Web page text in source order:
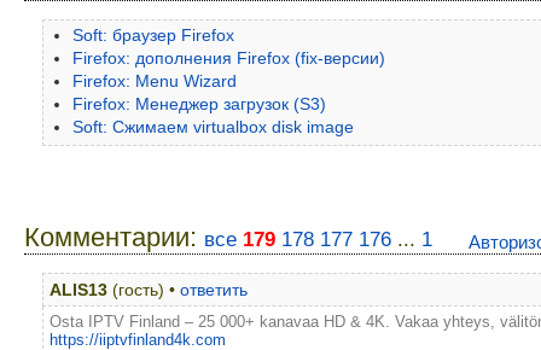
Soft: браузер Firefox
Firefox: дополнения Firefox (fix-версии)
Firefox: Menu Wizard
Firefox: Менеджер загрузок (S3)
Soft: Сжимаем virtualbox disk image
Комментарии: все 179 178 177 176 ... 1
ALIS13 (гость) • ответить
Osta IPTV Finland – 25 000+ kanavaa HD & 4K. Vakaa yhteys,
https://iiptvfinland4k.com